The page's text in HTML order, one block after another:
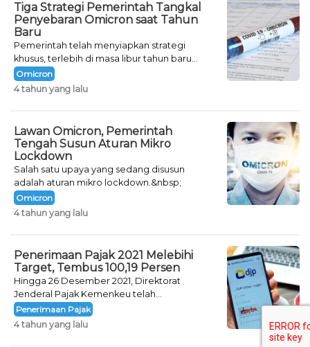
Tiga Strategi Pemerintah Tangkal
Penyebaran Omicron saat Tahun
Baru
Pemerintah telah menyiapkan strategi
khusus, terlebih di masa libur tahun baru
seperti saat ini.
Omicron
4 tahun yang lalu
Lawan Omicron, Pemerintah
Tengah Susun Aturan Mikro
Lockdown
Salah satu upaya yang sedang disusun
adalah aturan mikro lockdown.&nbsp;
Omicron
4 tahun yang lalu
Penerimaan Pajak 2021 Melebihi
Target, Tembus 100,19 Persen
Hingga 26 Desember 2021, Direktorat
Jenderal Pajak Kemenkeu telah
mencatatkan jumlah neto penerimaan pajak
sebesar Rp 1.231,87 triliun.&nbsp;
Penerimaan Pajak
4 tahun yang lalu